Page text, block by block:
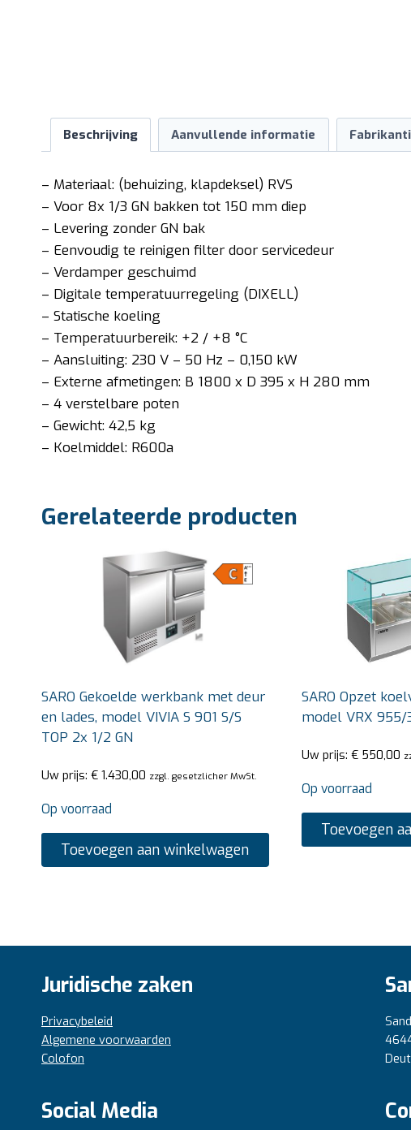
Beschrijving Aanvullende informatie
– Materiaal: (behuizing, klapdeksel) RVS
– Voor 8x 1/3 GN bakken tot 150 mm diep
– Levering zonder GN bak
– Eenvoudig te reinigen filter door servicedeur
– Verdamper geschuimd
– Digitale temperatuurregeling (DIXELL)
– Statische koeling
– Temperatuurbereik: +2 / +8 °C
– Aansluiting: 230 V – 50 Hz – 0,150 kW
– Externe afmetingen: B 1800 x D 395 x H 280 mm
– 4 verstelbare poten
– Gewicht: 42,5 kg
– Koelmiddel: R600a
Gerelateerde producten
SARO Gekoelde werkbank met deur
en lades, model VIVIA S 901 S/S
TOP 2x 1/2 GN
Uw prijs: € 1.430,00 zzgl. gesetzlicher MwSt.
Op voorraad
Toevoegen aan winkelwagen
SARO Opzet
model VRX
Uw prijs: €550,00
Op voorraad
Toevoegen
Juridische zaken
Privacybeleid
Algemene voorwaarden
Colofon
Social Media